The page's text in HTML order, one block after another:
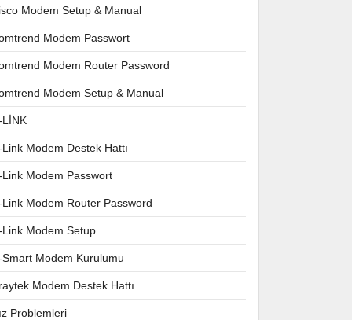
Modem Setup & Manual
Modem Passwort
Modem Router Password
Modem Setup & Manual
LİNK
Link Modem Destek Hattı
Link Modem Passwort
Link Modem Router Password
Link Modem Setup
Smart Modem Kurulumu
Modem Destek Hattı
Problemleri